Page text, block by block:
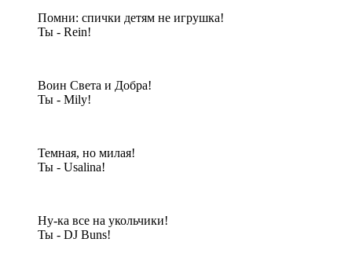
Помни: спички детям не игрушка!
Ты - Rein!
Воин Света и Добра!
Ты - Mily!
Темная, но милая!
Ты - Usalina!
Ну-ка все на укольчики!
Ты - DJ Buns!